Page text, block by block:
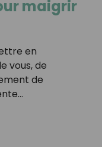
maigrir
en
vous, de
de